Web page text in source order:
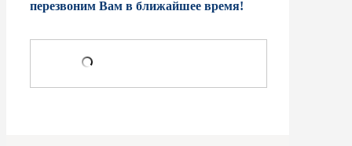
перезвоним Вам в ближайшее время!